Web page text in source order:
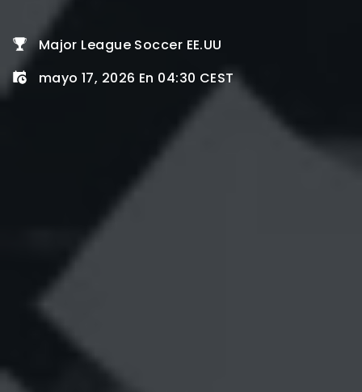
Major League Soccer EE.UU
mayo 17, 2026 En 04:30 CEST